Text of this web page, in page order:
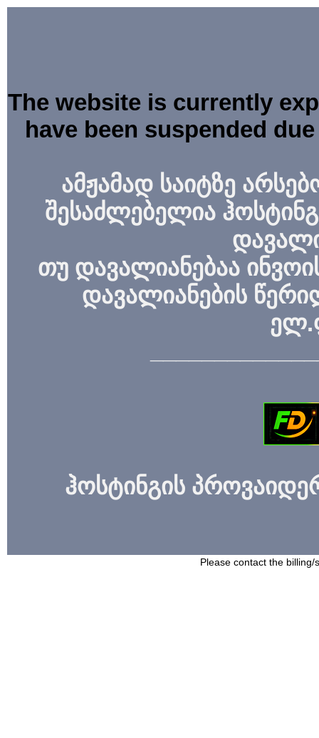
The website is currently
have been suspended
ამჟამად საიტზე
შესაძლებელია
თუ დავალიანებაა
დავალიანების
ჰოსტინგის
Please contact the